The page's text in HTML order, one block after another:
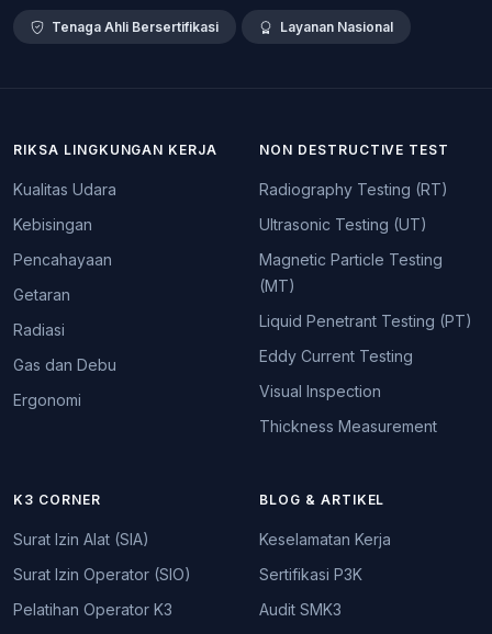
Tenaga Ahli Bersertifikasi Layanan Nasional
RIKSA LINGKUNGAN KERJA
Kualitas Udara
Kebisingan
Pencahayaan
Getaran
Radiasi
Gas dan Debu
Ergonomi
NON DESTRUCTIVE TEST
Radiography Testing (RT)
Ultrasonic Testing (UT)
Magnetic Particle Testing
(MT)
Liquid Penetrant Testing (PT)
Eddy Current Testing
Visual Inspection
Thickness Measurement
K3 CORNER
Surat Izin Alat (SIA)
Surat Izin Operator (SIO)
Pelatihan Operator K3
BLOG & ARTIKEL
Keselamatan Kerja
Sertifikasi P3K
Audit SMK3